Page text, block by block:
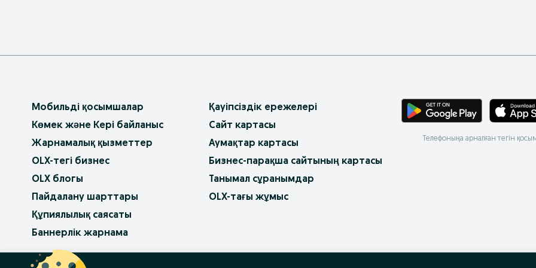
Мобильді қосымшалар
Көмек және Кері байланыс
Жарнамалық қызметтер
OLX-тегі бизнес
OLX блогы
Пайдалану шарттары
Құпиялылық саясаты
Баннерлік жарнама
Қауіпсіздік ережелері
Сайт картасы
Аумақтар картасы
Бизнес-парақша сайтының картасы
Танымал сұранымдар
OLX-тағы жұмыс
Телефоныңа арналған тегін
OLX.bg